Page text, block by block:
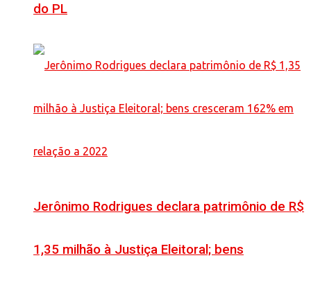
do PL
Jerônimo Rodrigues declara patrimônio de R$
1,35 milhão à Justiça Eleitoral; bens